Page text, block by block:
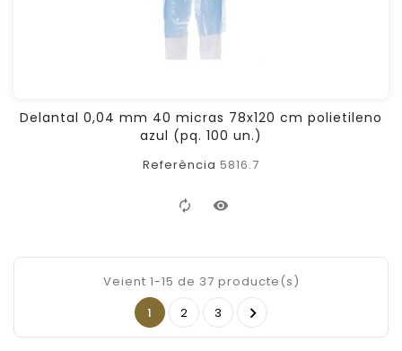
Delantal 0,04 mm 40 micras 78x120 cm polietileno
azul (pq. 100 un.)
Referència 5816.7
Veient 1-15 de 37 producte(s)
1
2 3 